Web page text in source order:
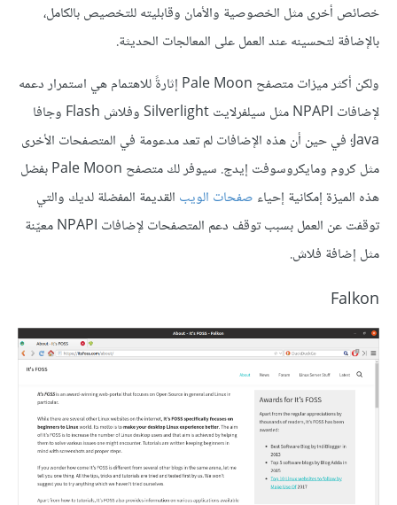
خصائص أخرى مثل الخصوصية والأمان وقابليته للتخصيص بالكامل،
بالإضافة لتحسينه عند العمل على المعالجات الحديثة.
ولكن أكثر ميزات متصفح Pale Moon إثارةً للاهتمام هي استمرار دعمه
لإضافات NPAPI مثل سيلفرلايت Silverlight وفلاش Flash وجافا
Java؛ في حين أن هذه الإضافات لم تعد مدعومة في المتصفحات الأخرى
مثل كروم ومايكروسوفت إيدج. سيوفر لك متصفح Pale Moon بفضل
هذه الميزة إمكانية إحياء صفحات الويب القديمة المفضلة لديك والتي
توقفت عن العمل بسبب توقف دعم المتصفحات لإضافات NPAPI معيّنة
مثل إضافة فلاش.
Falkon